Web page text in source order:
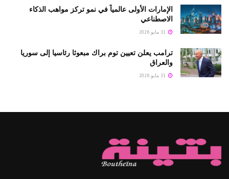
الإمارات الأولى عالمياً في نمو تركز مواهب الذكاء
الاصطناعي
ترامب يعلن تعيين توم براك مبعوثا رئاسيا إلى سوريا
والعراق